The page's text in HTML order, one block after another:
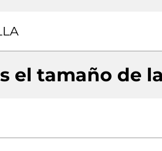
el tamaño de